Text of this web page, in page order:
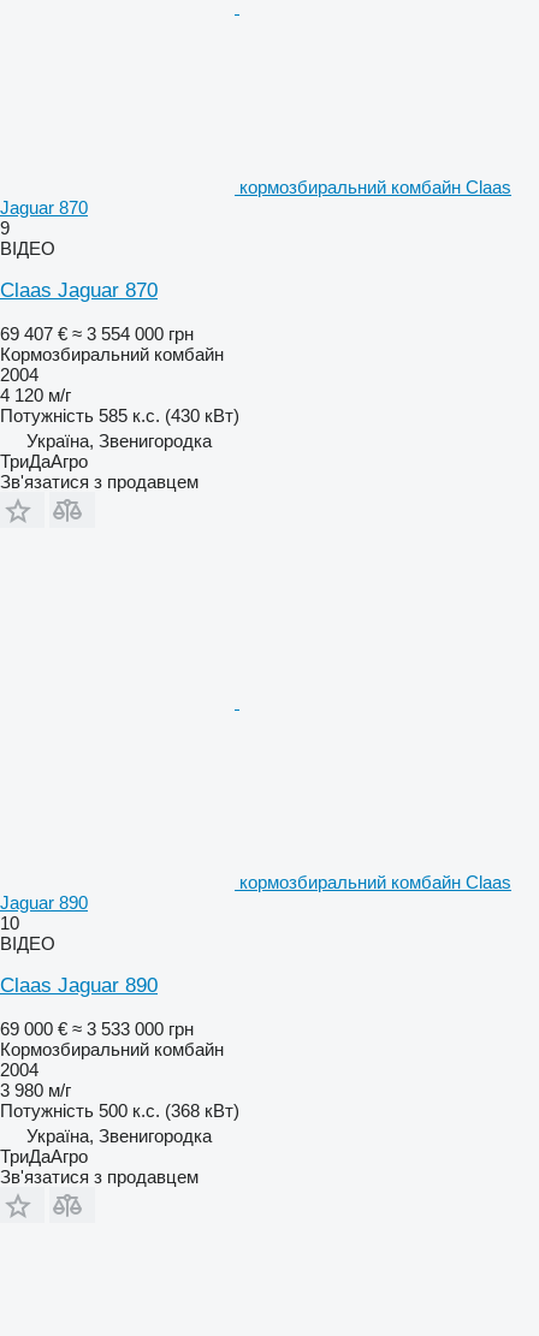
кормозбиральний комбайн Claas
Jaguar 870
9
ВІДЕО
Claas Jaguar 870
69 407 € ≈ 3 554 000 грн
Кормозбиральний комбайн
2004
4 120 м/г
Потужність 585 к.с. (430 кВт)
Україна, Звенигородка
ТриДаАгро
Зв'язатися з продавцем
кормозбиральний комбайн Claas
Jaguar 890
10
ВІДЕО
Claas Jaguar 890
69 000 € ≈ 3 533 000 грн
Кормозбиральний комбайн
2004
3 980 м/г
Потужність 500 к.с. (368 кВт)
Україна, Звенигородка
ТриДаАгро
Зв'язатися з продавцем